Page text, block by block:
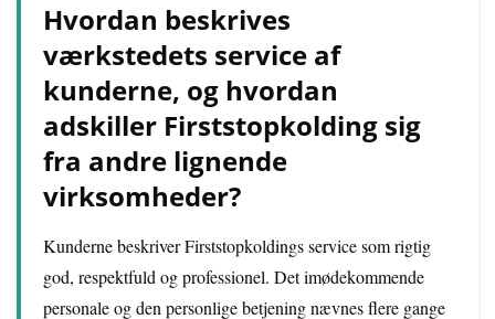
Hvordan beskrives
værkstedets service af
kunderne, og hvordan
adskiller Firststopkolding sig
fra andre lignende
virksomheder?
Kunderne beskriver Firststopkoldings service som rigtig
god, respektfuld og professionel. Det imødekommende
personale og den personlige betjening nævnes flere gange